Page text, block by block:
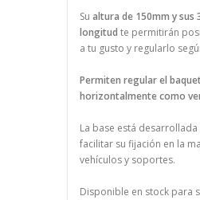
Su altura de 150mm y sus
longitud te permitirán
a tu gusto y regularlo
Permiten regular el
horizontalmente como
La base está
facilitar su fijación en la
vehículos y soportes.
Disponible en stock para